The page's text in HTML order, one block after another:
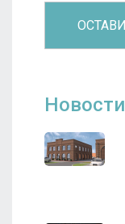
Новости